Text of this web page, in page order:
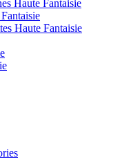
Haute Fantaisie
Haute Fantaisie